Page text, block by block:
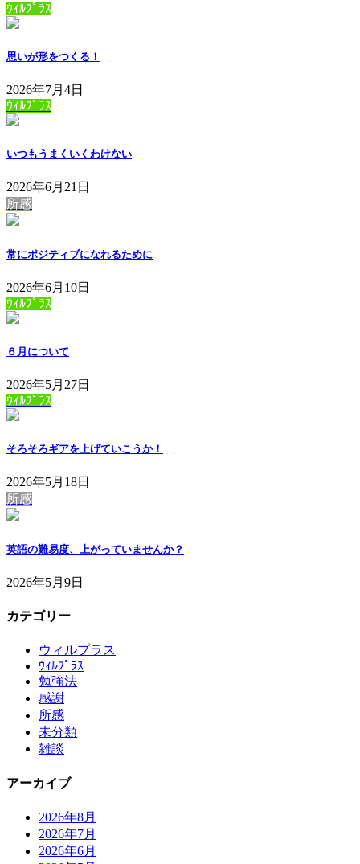
ｳｨﾙﾌﾟﾗｽ
思いが形をつくる！
2026年7月4日
ｳｨﾙﾌﾟﾗｽ
いつもうまくいくわけない
2026年6月21日
所感
常にポジティブになれるために
2026年6月10日
ｳｨﾙﾌﾟﾗｽ
６月について
2026年5月27日
ｳｨﾙﾌﾟﾗｽ
そろそろギアを上げていこうか！
2026年5月18日
所感
英語の難易度、上がっていませんか？
2026年5月9日
カテゴリー
ウィルプラス
ｳｨﾙﾌﾟﾗｽ
勉強法
感謝
所感
未分類
雑談
アーカイブ
2026年8月
2026年7月
2026年6月